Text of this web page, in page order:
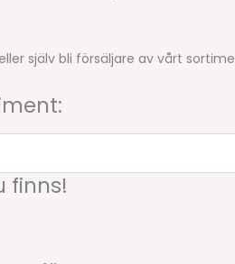
själv bli försäljare av vårt
finns!